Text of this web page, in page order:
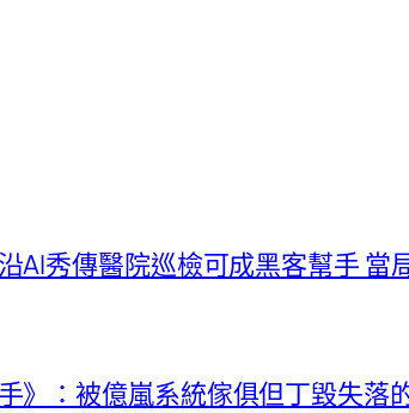
AI秀傳醫院巡檢可成黑客幫手 當
》：被億嵐系統傢俱但丁毀失落